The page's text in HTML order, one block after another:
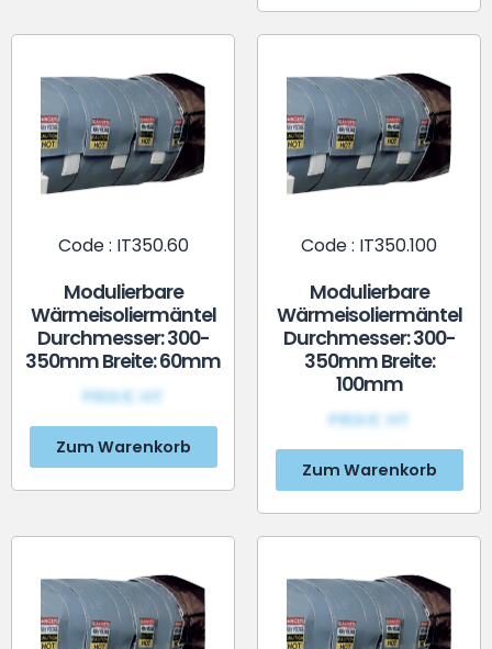
Code : IT350.60
Modulierbare
Wärmeisoliermäntel
Durchmesser: 300-
350mm Breite: 60mm
PRIX€ HT
Zum Warenkorb
Code : IT350.100
Modulierbare
Wärmeisoliermäntel
Durchmesser: 300-
350mm Breite:
100mm
PRIX€ HT
Zum Warenkorb